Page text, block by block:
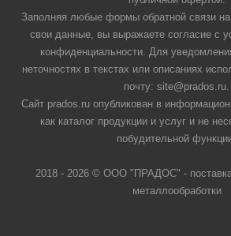
Заполняя любые формы обратной связи на
свои данные, вы выражаете согласие с
конфиденциальности. Для
неточностях в текстах или описаниях
почту: site@prados.ru.
Сайт prados.ru опубликован в
как каталог продукции и услуг и не
побудительной
2018 - 2026 © ООО "ПРАДОС" - поставка
металлообработки